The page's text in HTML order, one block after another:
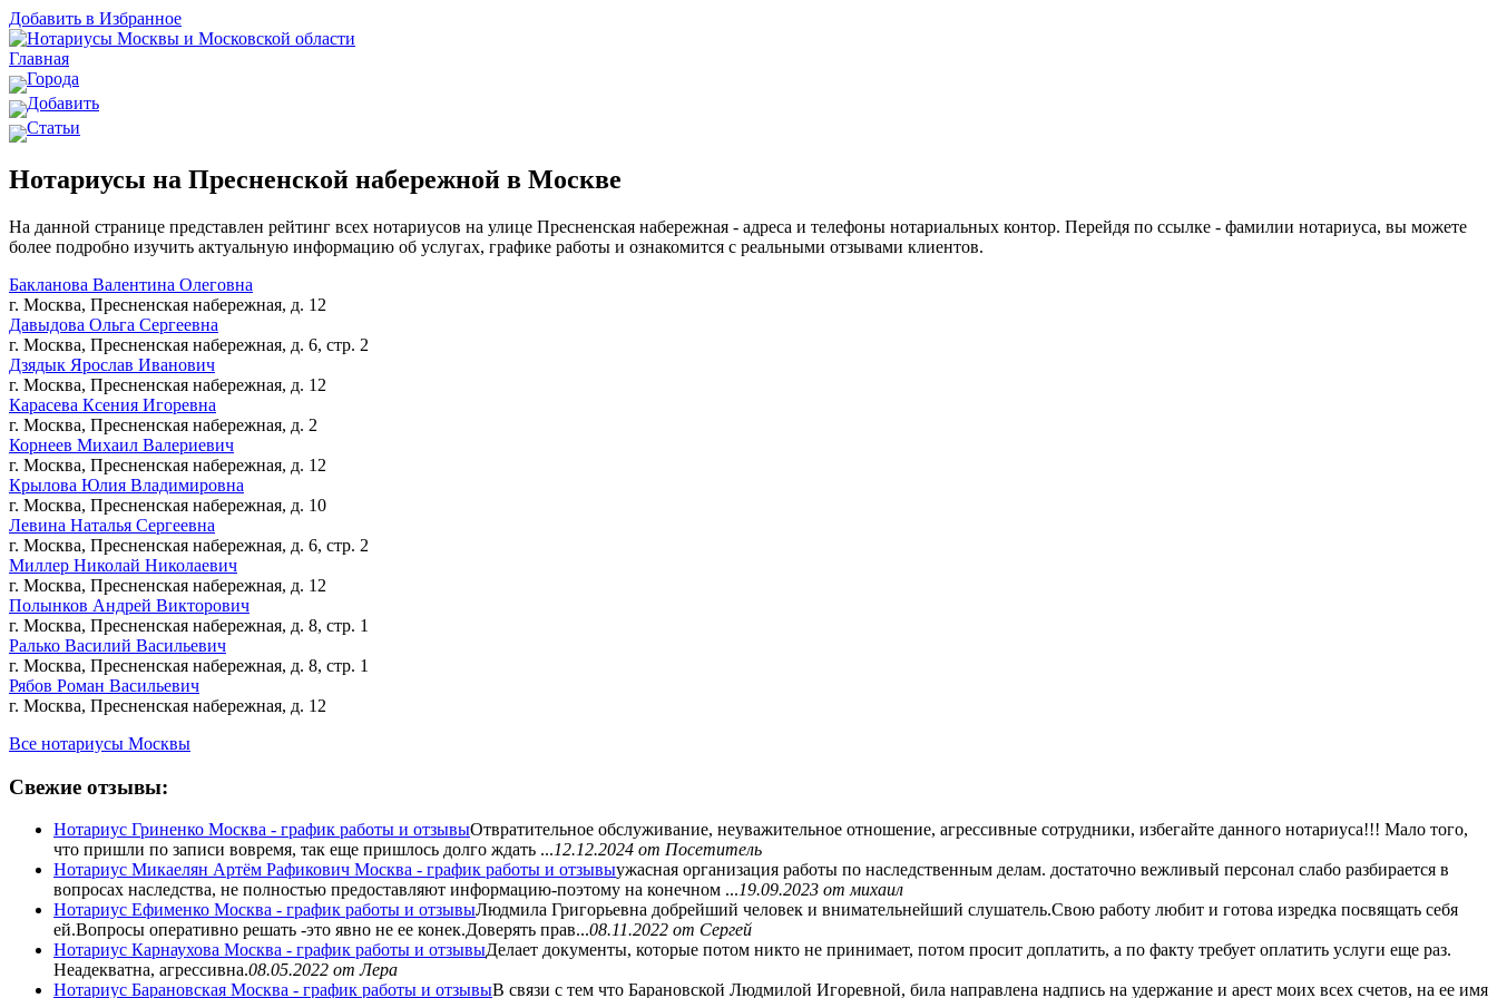
Добавить в Избранное
Главная
Города
Добавить
Статьи
Нотариусы на Пресненской набережной в Москве
На данной странице представлен рейтинг всех нотариусов на улице Пресненская набережная - адреса и телефоны нотариальных контор. Перейдя по ссылке - фамилии нотариуса, вы можете
более подробно изучить актуальную информацию об услугах, графике работы и ознакомится с реальными отзывами клиентов.
Бакланова Валентина Олеговна
г. Москва, Пресненская набережная, д. 12
Давыдова Ольга Сергеевна
г. Москва, Пресненская набережная, д. 6, стр. 2
Дзядык Ярослав Иванович
г. Москва, Пресненская набережная, д. 12
Карасева Ксения Игоревна
г. Москва, Пресненская набережная, д. 2
Корнеев Михаил Валериевич
г. Москва, Пресненская набережная, д. 12
Крылова Юлия Владимировна
г. Москва, Пресненская набережная, д. 10
Левина Наталья Сергеевна
г. Москва, Пресненская набережная, д. 6, стр. 2
Миллер Николай Николаевич
г. Москва, Пресненская набережная, д. 12
Полынков Андрей Викторович
г. Москва, Пресненская набережная, д. 8, стр. 1
Ралько Василий Васильевич
г. Москва, Пресненская набережная, д. 8, стр. 1
Рябов Роман Васильевич
г. Москва, Пресненская набережная, д. 12
Все нотариусы Москвы
Свежие отзывы:
Нотариус Гриненко Москва - график работы и отзывыОтвратительное обслуживание, неуважительное отношение, агрессивные сотрудники, избегайте данного нотариуса!!! Мало того,
что пришли по записи вовремя, так еще пришлось долго ждать ...12.12.2024 от Посетитель
Нотариус Микаелян Артём Рафикович Москва - график работы и отзывыужасная организация работы по наследственным делам. достаточно вежливый персонал слабо разбирается в
вопросах наследства, не полностью предоставляют информацию-поэтому на конечном ...19.09.2023 от михаил
Нотариус Ефименко Москва - график работы и отзывыЛюдмила Григорьевна добрейший человек и внимательнейший слушатель.Свою работу любит и готова изредка посвящать себя
ей.Вопросы оперативно решать -это явно не ее конек.Доверять прав...08.11.2022 от Сергей
Нотариус Карнаухова Москва - график работы и отзывыДелает документы, которые потом никто не принимает, потом просит доплатить, а по факту требует оплатить услуги еще раз.
Неадекватна, агрессивна.08.05.2022 от Лера
Нотариус Барановская Москва - график работы и отзывыВ связи с тем что Барановской Людмилой Игоревной, била направлена надпись на удержание и арест моих всех счетов, на ее имя